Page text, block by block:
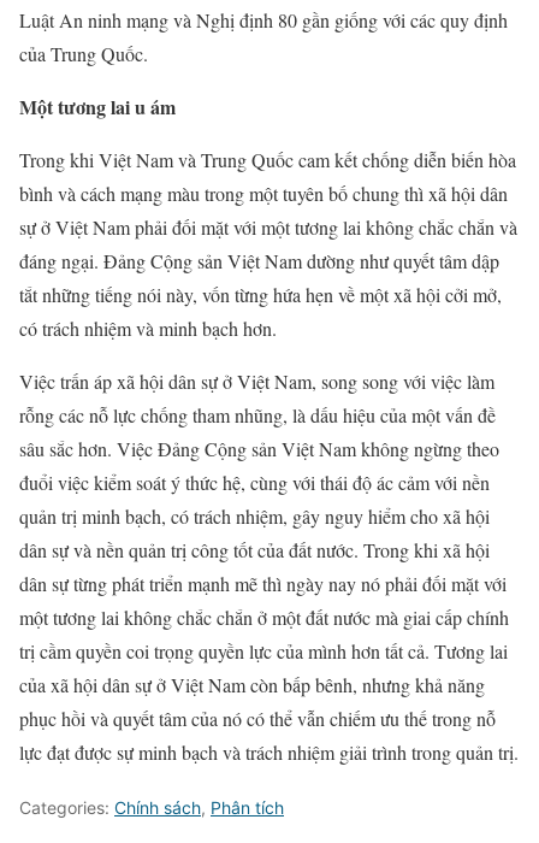
Luật An ninh mạng và Nghị định 80 gần giống với các quy định
của Trung Quốc.
Một tương lai u ám
Trong khi Việt Nam và Trung Quốc cam kết chống diễn biến hòa
bình và cách mạng màu trong một tuyên bố chung thì xã hội dân
sự ở Việt Nam phải đối mặt với một tương lai không chắc chắn và
đáng ngại. Đảng Cộng sản Việt Nam dường như quyết tâm dập
tắt những tiếng nói này, vốn từng hứa hẹn về một xã hội cởi mở,
có trách nhiệm và minh bạch hơn.
Việc trấn áp xã hội dân sự ở Việt Nam, song song với việc làm
rỗng các nỗ lực chống tham nhũng, là dấu hiệu của một vấn đề
sâu sắc hơn. Việc Đảng Cộng sản Việt Nam không ngừng theo
đuổi việc kiểm soát ý thức hệ, cùng với thái độ ác cảm với nền
quản trị minh bạch, có trách nhiệm, gây nguy hiểm cho xã hội
dân sự và nền quản trị công tốt của đất nước. Trong khi xã hội
dân sự từng phát triển mạnh mẽ thì ngày nay nó phải đối mặt với
một tương lai không chắc chắn ở một đất nước mà giai cấp chính
trị cầm quyền coi trọng quyền lực của mình hơn tất cả. Tương lai
của xã hội dân sự ở Việt Nam còn bấp bênh, nhưng khả năng
phục hồi và quyết tâm của nó có thể vẫn chiếm ưu thế trong nỗ
lực đạt được sự minh bạch và trách nhiệm giải trình trong quản trị.
Categories: Chính sách, Phân tích